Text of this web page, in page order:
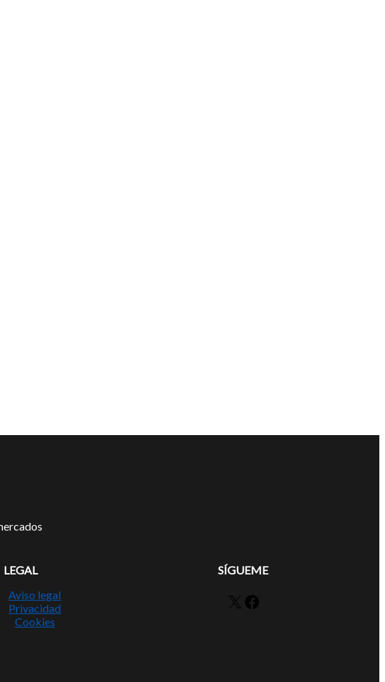
LEGAL
Aviso legal
Privacidad
Cookies
SÍGUEME
X Facebook